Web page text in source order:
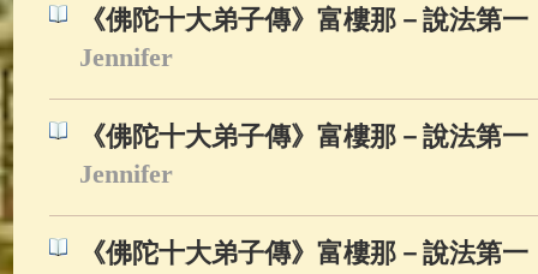
《佛陀十大弟子傳》富樓那－說法第
Jennifer
《佛陀十大弟子傳》富樓那－說法第
Jennifer
《佛陀十大弟子傳》富樓那－說法第